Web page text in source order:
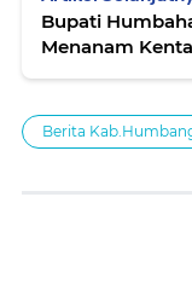
Bupati
Menanam
Berita